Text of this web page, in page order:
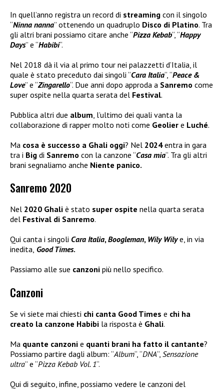
In quell’anno registra un record di streaming con il singolo
“Ninna nanna” ottenendo un quadruplo Disco di Platino. Tra
gli altri brani possiamo citare anche “Pizza Kebab“, “Happy
Days” e “Habibi“.
Nel 2018 dà il via al primo tour nei palazzetti d’Italia, il
quale è stato preceduto dai singoli “Cara Italia“, “Peace &
Love” e “Zingarello“. Due anni dopo approda a Sanremo come
super ospite nella quarta serata del Festival.
Pubblica altri due album , l’ultimo dei quali vanta la
collaborazione di rapper molto noti come Geolier e Luché.
Ma cosa è successo a Ghali oggi? Nel 2024entra in gara
tra i Big di Sanremo con la canzone “Casa mia“. Tra gli altri
brani segnaliamo anche Niente panico.
Sanremo 2020
Nel 2020 Ghali è stato super ospite nella quarta serata
del Festival di Sanremo.
Qui canta i singoli Cara Italia,Boogleman, Wily Wilye, in via
inedita, Good Times.
Passiamo alle sue canzoni più nello specifico.
Canzoni
Se vi siete mai chiesti chi canta Good Times e chi ha
creato la canzone Habibi la risposta è Ghali.
Ma quante canzoni e quanti brani ha fatto il cantante?
Possiamo partire dagli album: “Album“, “DNA“, Sensazione
ultra” e “Pizza Kebab Vol. 1“.
Qui di seguito, infine, possiamo vedere le canzoni del